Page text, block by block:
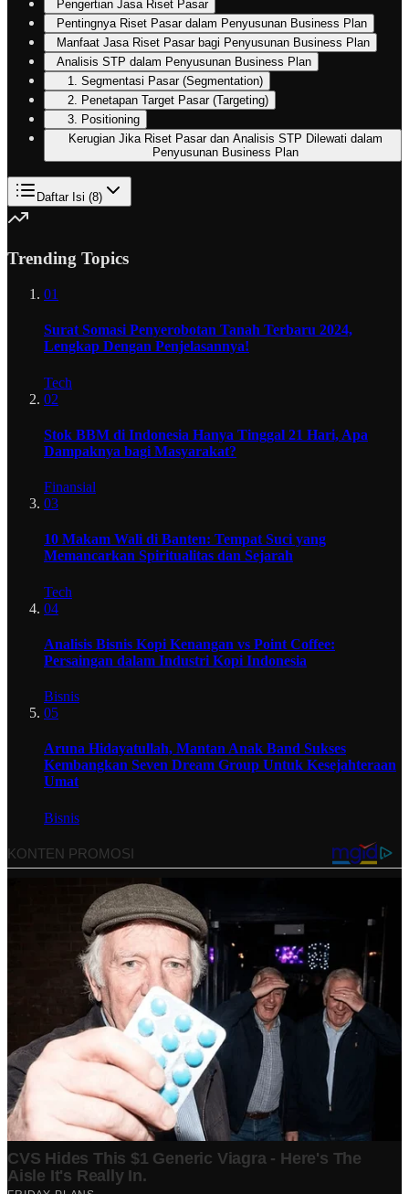
Pengertian Jasa Riset Pasar
Pentingnya Riset Pasar dalam Penyusunan Business Plan
Manfaat Jasa Riset Pasar bagi Penyusunan Business Plan
Analisis STP dalam Penyusunan Business Plan
1. Segmentasi Pasar (Segmentation)
2. Penetapan Target Pasar (Targeting)
3. Positioning
Kerugian Jika Riset Pasar dan Analisis STP Dilewati dalam
Penyusunan Business Plan
Daftar Isi (8)
Trending Topics
01
Surat Somasi Penyerobotan Tanah Terbaru 2024,
Lengkap Dengan Penjelasannya!
Tech
02
Stok BBM di Indonesia Hanya Tinggal 21 Hari, Apa
Dampaknya bagi Masyarakat?
Finansial
03
10 Makam Wali di Banten: Tempat Suci yang
Memancarkan Spiritualitas dan Sejarah
Tech
04
Analisis Bisnis Kopi Kenangan vs Point Coffee:
Persaingan dalam Industri Kopi Indonesia
Bisnis
05
Aruna Hidayatullah, Mantan Anak Band Sukses
Kembangkan Seven Dream Group Untuk Kesejahteraan
Umat
Bisnis